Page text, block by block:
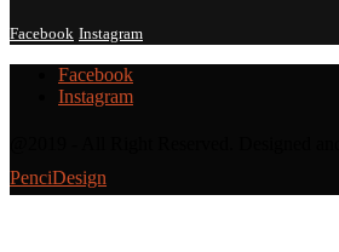
Facebook Instagram
Facebook
Instagram
PenciDesign